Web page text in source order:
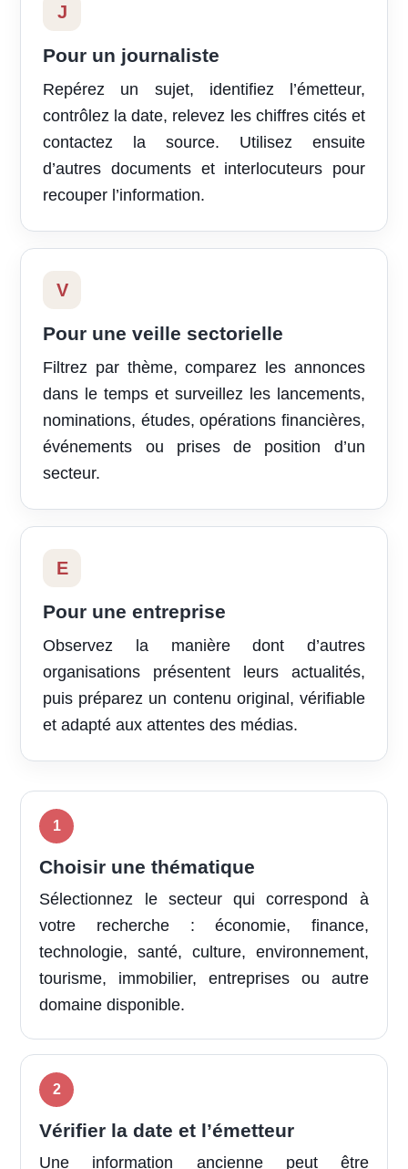
J
Pour un journaliste
Repérez un sujet, identifiez l’émetteur,
contrôlez la date, relevez les chiffres cités et
contactez la source. Utilisez ensuite
d’autres documents et interlocuteurs pour
recouper l’information.
V
Pour une veille sectorielle
Filtrez par thème, comparez les annonces
dans le temps et surveillez les lancements,
nominations, études, opérations financières,
événements ou prises de position d’un
secteur.
E
Pour une entreprise
Observez la manière dont d’autres
organisations présentent leurs actualités,
puis préparez un contenu original, vérifiable
et adapté aux attentes des médias.
Choisir une thématique
Sélectionnez le secteur qui correspond à
votre recherche : économie, finance,
technologie, santé, culture, environnement,
tourisme, immobilier, entreprises ou autre
domaine disponible.
Vérifier la date et l’émetteur
Une information ancienne peut être